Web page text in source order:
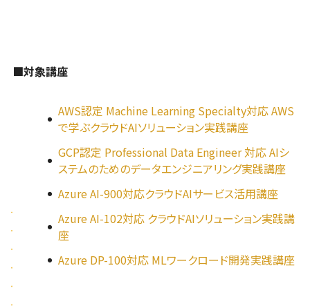
■対象講座
AWS認定 Machine Learning Specialty対応 AWS
で学ぶクラウドAIソリューション実践講座
GCP認定 Professional Data Engineer 対応 AIシ
ステムのためのデータエンジニアリング実践講座
Azure AI-900対応クラウドAIサービス活用講座
Azure AI-102対応 クラウドAIソリューション実践講
座
Azure DP-100対応 MLワークロード開発実践講座